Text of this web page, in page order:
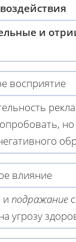
и
восприятие
влияние
и подражание
угрозу